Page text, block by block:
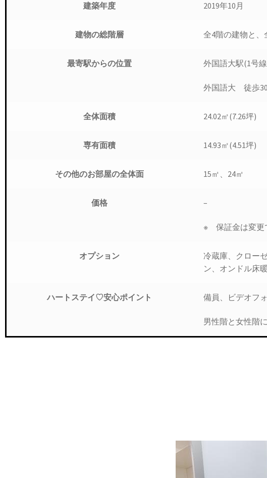
建築年度 2019年10月
建物の総階層 全4階の建物と、
最寄駅からの位置 外国語大駅(1号
外国語大 徒歩
全体面積 24.02㎡(7.26坪)
専有面積 14.93㎡(4.51坪)
その他のお部屋の全体面 15㎡、24㎡
価格 –
※ 保証金は変更
オプション
冷蔵庫、クロー
ン、オンドル床
ハートステイ♡安心ポイント 備員、ビデオフ
男性階と女性階